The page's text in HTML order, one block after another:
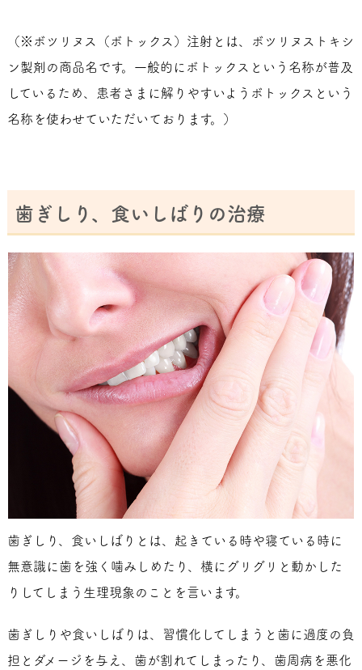
（※ボツリヌス（ボトックス）注射とは、ボツリヌストキシ
ン製剤の商品名です。一般的にボトックスという名称が普及
しているため、患者さまに解りやすいようボトックスという
名称を使わせていただいております。）
歯ぎしり、食いしばりの治療
歯ぎしり、食いしばりとは、起きている時や寝ている時に
無意識に歯を強く噛みしめたり、横にグリグリと動かした
りしてしまう生理現象のことを言います。
歯ぎしりや食いしばりは、習慣化してしまうと歯に過度の負
担とダメージを与え、歯が割れてしまったり、歯周病を悪化